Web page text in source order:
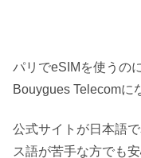
パリでeSIMを使うの
Bouygues Telecomに
公式サイトが日本語
ス語が苦手な方でも